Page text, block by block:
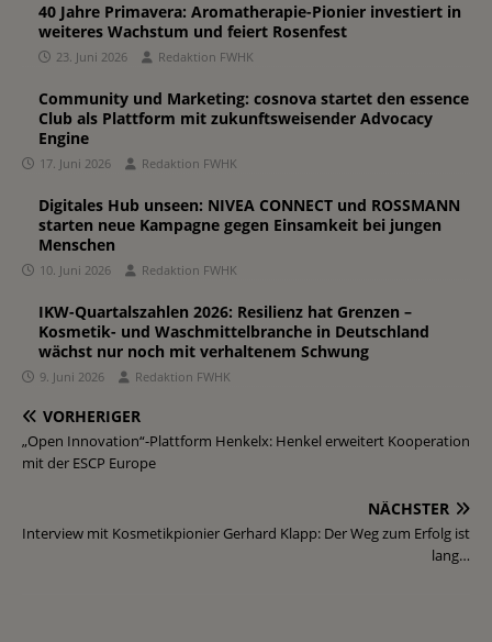
40 Jahre Primavera: Aromatherapie-Pionier investiert in
weiteres Wachstum und feiert Rosenfest
23. Juni 2026 Redaktion FWHK
Community und Marketing: cosnova startet den essence
Club als Plattform mit zukunftsweisender Advocacy
Engine
17. Juni 2026 Redaktion FWHK
Digitales Hub unseen: NIVEA CONNECT und ROSSMANN
starten neue Kampagne gegen Einsamkeit bei jungen
Menschen
10. Juni 2026 Redaktion FWHK
IKW-Quartalszahlen 2026: Resilienz hat Grenzen –
Kosmetik- und Waschmittelbranche in Deutschland
wächst nur noch mit verhaltenem Schwung
9. Juni 2026 Redaktion FWHK
VORHERIGER
„Open Innovation“-Plattform Henkelx: Henkel erweitert Kooperation
mit der ESCP Europe
NÄCHSTER
Interview mit Kosmetikpionier Gerhard Klapp: Der Weg zum Erfolg ist
lang…